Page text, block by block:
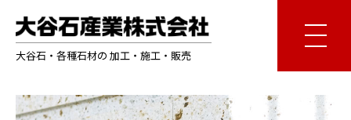
大谷石・各種石材の 加工・施工・販売